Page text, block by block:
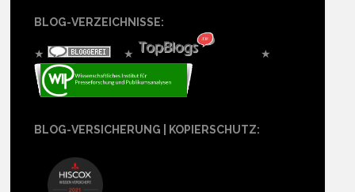
BLOG-VERZEICHNISSE:
★ ★ ★
BLOG-VERSICHERUNG | KOPIERSCHUTZ: